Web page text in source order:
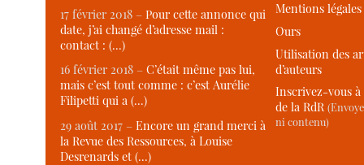
17 février 2018 –Pour cette annonce qui
date, j’ai changé d’adresse mail :
contact : (…)
16 février 2018 –C’était même pas lui,
mais c’est tout comme : c’est Aurélie
Filipetti qui a (…)
29 août 2017 –Encore un grand merci à
la Revue des Ressources, à Louise
Desrenards et (…)
Mentions légales
Ours
Utilisation des
d’auteurs
Inscrivez-vous
de la RdR
ni contenu)